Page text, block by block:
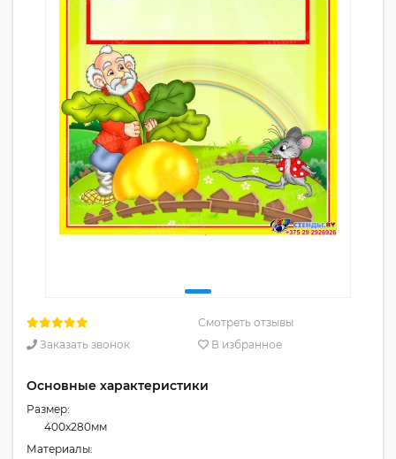
Смотреть отзывы
Заказать звонок
В избранное
Основные характеристики
Размер:
400x280мм
Материалы: